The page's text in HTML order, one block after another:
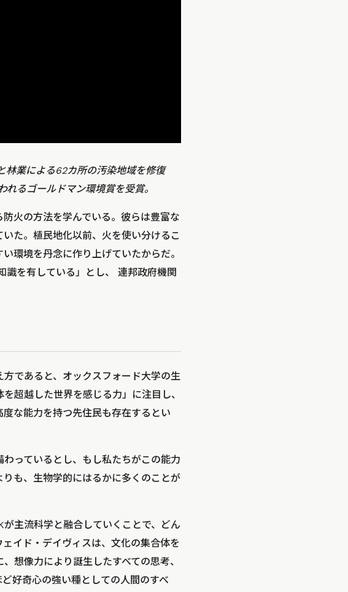
林業による62カ所の汚染地域を修復
るゴールドマン環境賞を受賞。
火の方法を学んでいる。彼らは豊富な
た。植民地化以前、火を使い分けるこ
環境を丹念に作り上げていたからだ。
識を有している」とし、 連邦政府機関
であると、オックスフォード大学の生
超越した世界を感じる力」に注目し、
な能力を持つ先住民も存在するとい
っているとし、もし私たちがこの能力
も、生物学的にはるかに多くのことが
主流科学と融合していくことで、どん
イド・デイヴィスは、文化の集合体を
想像力により誕生したすべての思考、
好奇心の強い種としての人間のすべ